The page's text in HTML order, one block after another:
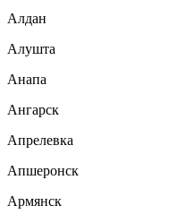
Алдан
Алушта
Анапа
Ангарск
Апрелевка
Апшеронск
Армянск